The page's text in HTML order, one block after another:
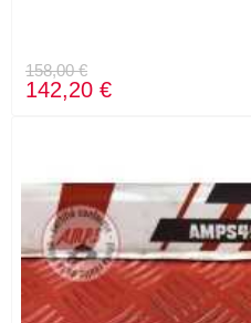
158,00 €
142,20 €